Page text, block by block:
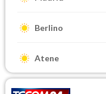
Berlino
Atene